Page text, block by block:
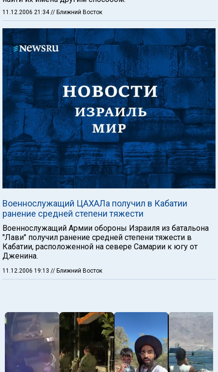
11.12.2006 21:34// Ближний Восток
Военнослужащий ЦАХАЛа получил в Кабатии
ранение средней степени тяжести
Военнослужащий Армии обороны Израиля из батальона
"Лави" получил ранение средней степени тяжести в
Кабатии, расположенной на севере Самарии к югу от
Дженина.
11.12.2006 19:13 // Ближний Восток